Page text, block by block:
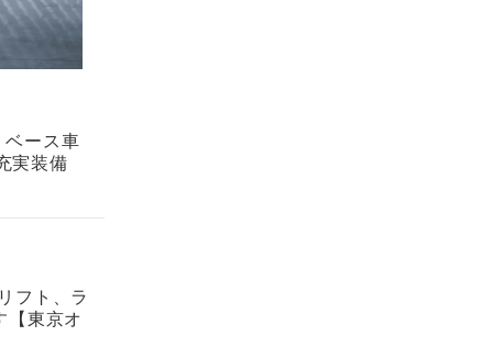
ース車
実装備
フト、ラ
【東京オ